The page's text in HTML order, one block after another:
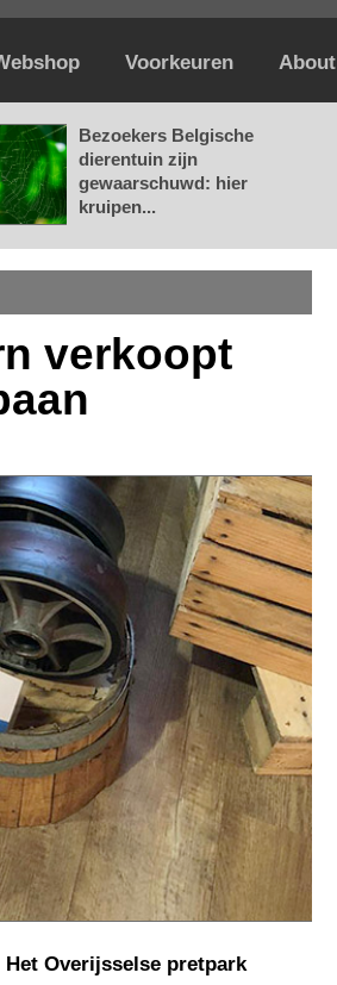
Voorkeuren About
Bezoekers Belgische
dierentuin zijn
gewaarschuwd: hier
kruipen...
verkoopt
Overijsselse pretpark